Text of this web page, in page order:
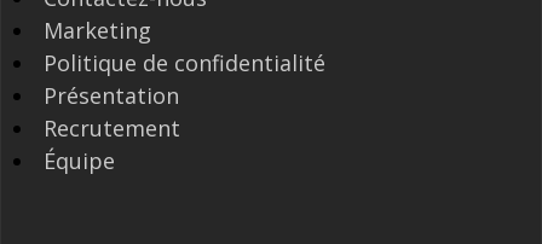
Marketing
Politique de confidentialité
Présentation
Recrutement
Équipe